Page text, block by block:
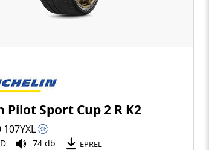
Pilot Sport Cup 2 R K2
107YXL
D 74 db EPREL